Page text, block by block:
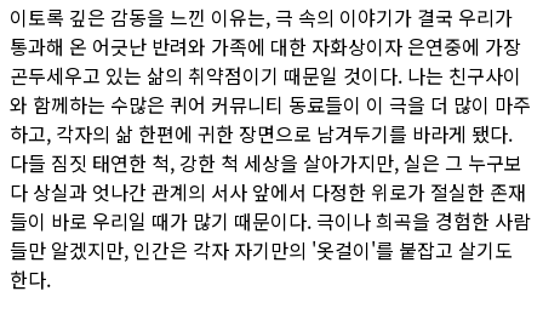
이토록 깊은 감동을 느낀 이유는, 극 속의 이야기가 결국 우리가
통과해 온 어긋난 반려와 가족에 대한 자화상이자 은연중에 가장
곤두세우고 있는 삶의 취약점이기 때문일 것이다. 나는 친구사이
와 함께하는 수많은 퀴어 커뮤니티 동료들이 이 극을 더 많이 마주
하고, 각자의 삶 한편에 귀한 장면으로 남겨두기를 바라게 됐다.
다들 짐짓 태연한 척, 강한 척 세상을 살아가지만, 실은 그 누구보
다 상실과 엇나간 관계의 서사 앞에서 다정한 위로가 절실한 존재
들이 바로 우리일 때가 많기 때문이다. 극이나 희곡을 경험한 사람
들만 알겠지만, 인간은 각자 자기만의 '옷걸이'를 붙잡고 살기도
한다.